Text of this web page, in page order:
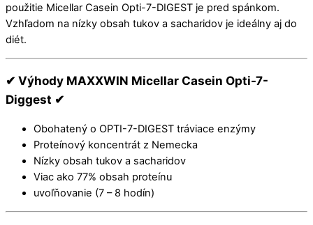
použitie Micellar Casein Opti-7-DIGEST je pred spánkom.
Vzhľadom na nízky obsah tukov a sacharidov je ideálny aj do
diét.
✔ Výhody MAXXWIN Micellar Casein Opti-7-
Diggest ✔
Obohatený o OPTI-7-DIGEST tráviace enzýmy
Proteínový koncentrát z Nemecka
Nízky obsah tukov a sacharidov
Viac ako 77% obsah proteínu
uvoľňovanie (7 – 8 hodín)